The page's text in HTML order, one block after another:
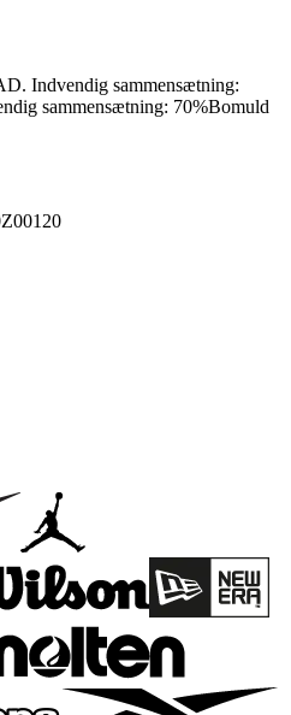
Indvendig sammensætning:
sammensætning: 70%Bomuld